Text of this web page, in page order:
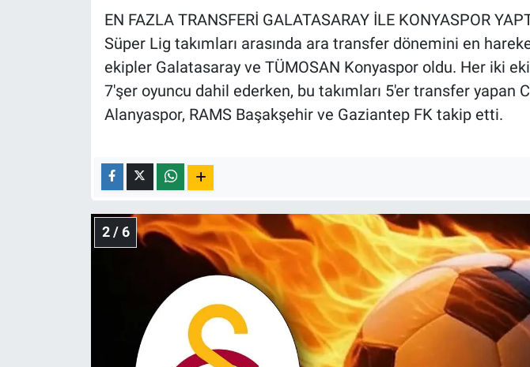
EN FAZLA TRANSFERİ GALATASARAY İLE KONYASPOR
Süper Lig takımları arasında ara transfer dönemini en
ekipler Galatasaray ve TÜMOSAN Konyaspor oldu. Her iki
7'şer oyuncu dahil ederken, bu takımları 5'er transfer yapan
Alanyaspor, RAMS Başakşehir ve Gaziantep FK takip etti.
2 / 6
Türkiye'nin Geleceği
Türkiye'nin Gündemi
Yerel Yaşam
Canlı Yayın